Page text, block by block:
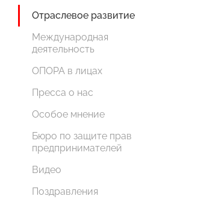
Отраслевое развитие
Международная
деятельность
ОПОРА в лицах
Пресса о нас
Особое мнение
Бюро по защите прав
предпринимателей
Видео
Поздравления